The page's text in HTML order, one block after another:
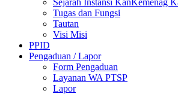
Sejarah Instansi KanKemenag
Tugas dan Fungsi
Tautan
Visi Misi
PPID
Pengaduan / Lapor
Form Pengaduan
Layanan WA PTSP
Lapor